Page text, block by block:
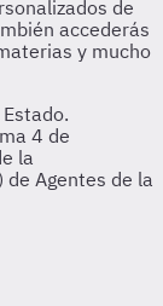
4 de
la
de Agentes de la